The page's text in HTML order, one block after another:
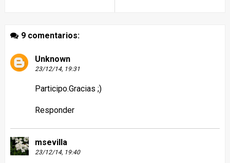
9 comentarios:
Unknown
23/12/14, 19:31
Participo.Gracias ;)
Responder
msevilla
23/12/14, 19:40